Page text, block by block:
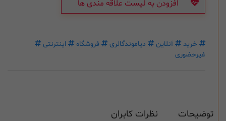
افزودن به لیست علاقه مندی ها
خرید آنلاین دیاموندگالری فروشگاه
اینترنتی
غیرحضوری
توضیحات نظرات کابران